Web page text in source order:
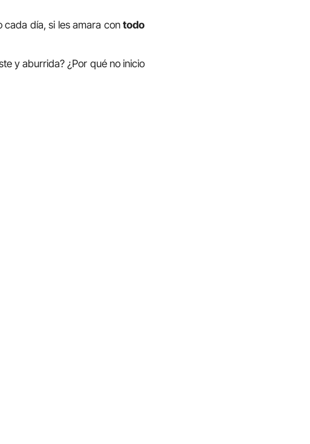
cada día, si les amara con todo
y aburrida? ¿Por qué no inicio